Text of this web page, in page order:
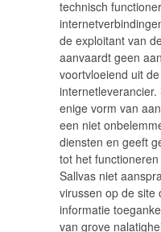
technisch
de exploitant van
aanvaardt geen
voortvloeiend uit
enige vorm van
een niet
diensten en geeft
tot het
Sallvas niet
virussen op de site
informatie
van grove